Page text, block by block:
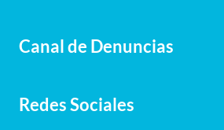
Canal de Denuncias
Redes Sociales